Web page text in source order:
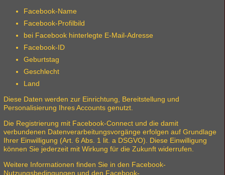
Facebook-Name
Facebook-Profilbild
bei Facebook hinterlegte E-Mail-Adresse
Facebook-ID
Geburtstag
Geschlecht
Land
Diese Daten werden zur Einrichtung, Bereitstellung und
Personalisierung Ihres Accounts genutzt.
Die Registrierung mit Facebook-Connect und die damit
verbundenen Datenverarbeitungsvorgänge erfolgen auf Grundlage
Ihrer Einwilligung (Art. 6 Abs. 1 lit. a DSGVO). Diese Einwilligung
können Sie jederzeit mit Wirkung für die Zukunft widerrufen.
Weitere Informationen finden Sie in den Facebook-
Nutzungsbedingungen und den Facebook-